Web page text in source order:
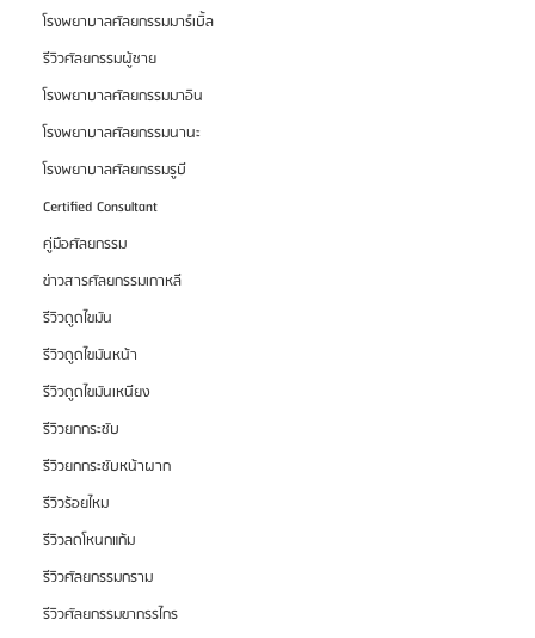
โรงพยาบาลศัลยกรรมมาร์เบิ้ล
รีวิวศัลยกรรมผู้ชาย
โรงพยาบาลศัลยกรรมมาอิน
โรงพยาบาลศัลยกรรมนานะ
โรงพยาบาลศัลยกรรมรูบี
Certified Consultant
คู่มือศัลยกรรม
ข่าวสารศัลยกรรมเกาหลี
รีวิวดูดไขมัน
รีวิวดูดไขมันหน้า
รีวิวดูดไขมันเหนียง
รีวิวยกกระชับ
รีวิวยกกระชับหน้าผาก
รีวิวร้อยไหม
รีวิวลดโหนกแก้ม
รีวิวศัลยกรรมกราม
รีวิวศัลยกรรมขากรรไกร